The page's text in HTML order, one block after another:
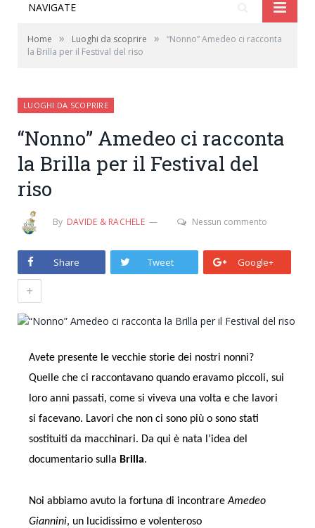
NAVIGATE
Home » Luoghi da scoprire »
“Nonno” Amedeo ci racconta
la Brilla per il Festival del riso
LUOGHI DA SCOPRIRE
“Nonno” Amedeo ci racconta
la Brilla per il Festival del
riso
By DAVIDE & RACHELE Nessun commento
Share Tweet Google+
+
Avete presente le vecchie storie dei nostri nonni?
Quelle che ci raccontavano quando eravamo piccoli, sui
loro anni passati, come si viveva una volta e che lavori
si facevano. Lavori che non ci sono più o sono stati
sostituiti da macchinari. Da qui è nata l’idea del
documentario sulla Brilla.
Noi abbiamo avuto la fortuna di incontrareAmedeo
Giannini, un lucidissimo e volenteroso